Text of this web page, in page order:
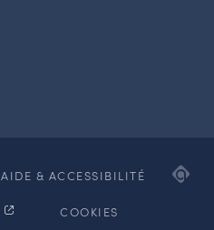
AIDE & ACCESSIBILITÉ
COOKIES